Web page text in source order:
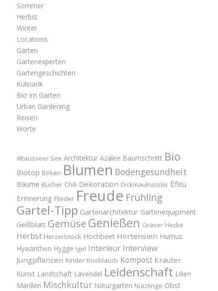
Sommer
Herbst
Winter
Locations
Gärten
Gärtenexperten
Gartengeschichten
Kulinarik
Bio im Garten
Urban Gardening
Reisen
Worte
Altausseer See Architektur Azalee Baumschnitt Bio
Biotop Birken Blumen Bodengesundheit
Bäume Bücher Chili Dekoration Dickmaulrüssler Efeu
Erinnerung Flieder Freude Frühling
Gartel-Tipp Gartenarchitektur Gartenequipment
Geißblatt Gemüse Genießen Gräser Hecke
Herbst Herzerlstock Hochbeet Hortensien Humus
Hyazinthen Hygge Igel Interieur Interview
Jungpflanzen Kinder Knoblauch Kompost Kräuter
Kunst Landschaft Lavendel Leidenschaft Lilien
Marillen Mischkultur Naturgarten Nützlinge Obst